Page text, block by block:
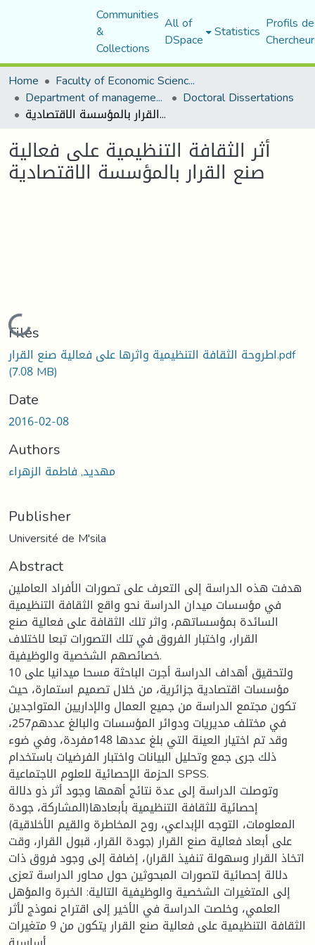
Communities
&
Collections
All of
DSpace Statistics Profils
Home
Faculty of Economic Sciences, Commerce and Management Sciences
Department of management sciences Doctoral Dissertations
أثر الثقافة التنظيمية على فعالية صنع القرار بالمؤسسة الاقتصادية
أثر الثقافة التنظيمية على فعالية
صنع القرار بالمؤسسة الاقتصادية
Loading...
Files
اطروحة الثقافة التنظيمية واثرها على فعالية صنع القرار.pdf
(7.08 MB)
Date
2016-02-08
Authors
مھدید, فاطمة الزھراء
Publisher
Université de M'sila
Abstract
هدفت هذه الدراسة إلى التعرف على تصورات الأفراد العاملين
في مؤسسات ميدان الدراسة نحو واقع الثقافة التنظيمية
السائدة بمؤسساتهم، واثر تلك الثقافة على فعالية صنع
القرار، واختبار الفروق في تلك التصورات تبعا لاختلاف
خصائصهم الشخصية والوظيفية.
ولتحقيق أهداف الدراسة أجرت الباحثة مسحا ميدانيا على 10
مؤسسات اقتصادية جزائرية، من خلال تصميم استمارة، حيث
تكون مجتمع الدراسة من جميع العمال والإداريين المتواجدين
في مختلف مديريات ودوائر المؤسسات والبالغ عددهم257،
وقد تم اختيار العينة التي بلغ عددها 148مفردة، وفي ضوء
ذلك جرى جمع وتحليل البيانات واختبار الفرضيات باستخدام
الحزمة الإحصائية للعلوم الاجتماعية SPSS.
وتوصلت الدراسة إلى عدة نتائج أهمها وجود أثر ذو دلالة
إحصائية للثقافة التنظيمية بأبعادها(المشاركة، جودة
المعلومات، التوجه الإبداعي، روح المخاطرة والقيم الأخلاقية)
على أبعاد فعالية صنع القرار (جودة القرار، قبول القرار، وقت
اتخاذ القرار وسهولة تنفيذ القرار)، إضافة إلى وجود فروق ذات
دلالة إحصائية لتصورات المبحوثين حول محاور الدراسة تعزى
إلى المتغيرات الشخصية والوظيفية التالية: الخبرة والمؤهل
العلمي، وخلصت الدراسة في الأخير إلى اقتراح نموذج لأثر
الثقافة التنظيمية على فعالية صنع القرار يتكون من 9 متغيرات